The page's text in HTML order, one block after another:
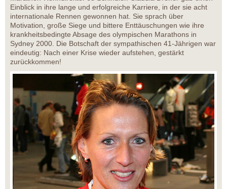
Einblick in ihre lange und erfolgreiche Karriere, in der sie acht
internationale Rennen gewonnen hat. Sie sprach über
Motivation, große Siege und bittere Enttäuschungen wie ihre
krankheitsbedingte Absage des olympischen Marathons in
Sydney 2000. Die Botschaft der sympathischen 41-Jährigen war
eindeutig: Nach einer Krise wieder aufstehen, gestärkt
zurückkommen!